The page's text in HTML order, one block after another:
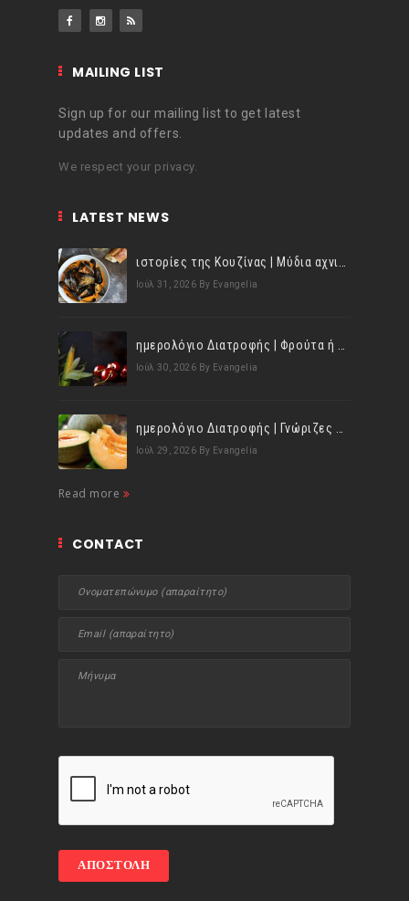
MAILING LIST
Sign up for our mailing list to get latest
updates and offers.
We respect your privacy.
LATEST NEWS
Ιούλ 31, 2026 By Evangelia
Ιούλ 30, 2026 By Evangelia
Ιούλ 29, 2026 By Evangelia
Read more
CONTACT